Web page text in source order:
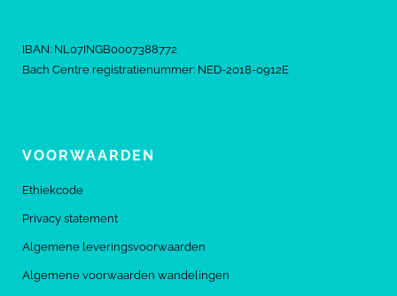
IBAN: NL07INGB0007388772
Bach Centre registratienummer: NED-2018-0912E
VOORWAARDEN
Ethiekcode
Privacy statement
Algemene leveringsvoorwaarden
Algemene voorwaarden wandelingen